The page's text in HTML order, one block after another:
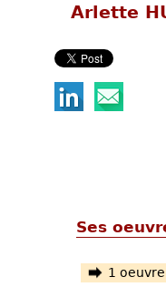
Arlette
Ses
1 oeuvre